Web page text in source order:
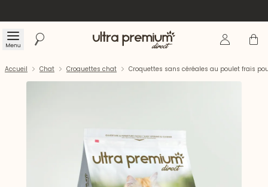
Menu Rechercher Accueil Se Panier
Accueil Chat Croquettes chat Croquettes sans céréales au poulet frais